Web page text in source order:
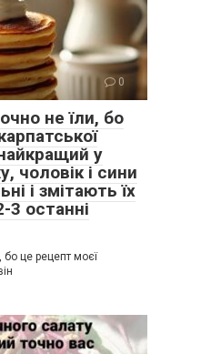
0
не їли, бо
у
чоловік і сини
і змітають їх
3 останні
бо це рецепт моєї